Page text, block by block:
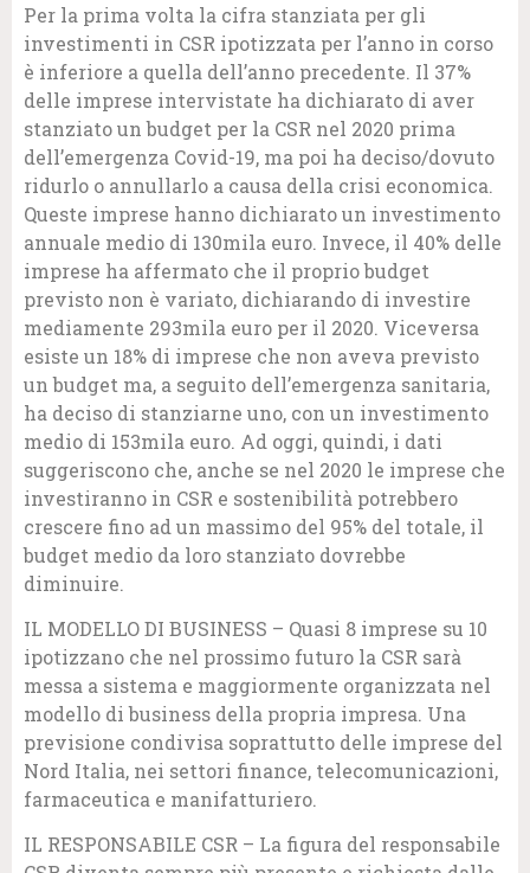
Per la prima volta la cifra stanziata per gli
investimenti in CSR ipotizzata per l’anno in corso
è inferiore a quella dell’anno precedente. Il 37%
delle imprese intervistate ha dichiarato di aver
stanziato un budget per la CSR nel 2020 prima
dell’emergenza Covid-19, ma poi ha deciso/dovuto
ridurlo o annullarlo a causa della crisi economica.
Queste imprese hanno dichiarato un investimento
annuale medio di 130mila euro. Invece, il 40% delle
imprese ha affermato che il proprio budget
previsto non è variato, dichiarando di investire
mediamente 293mila euro per il 2020. Viceversa
esiste un 18% di imprese che non aveva previsto
un budget ma, a seguito dell’emergenza sanitaria,
ha deciso di stanziarne uno, con un investimento
medio di 153mila euro. Ad oggi, quindi, i dati
suggeriscono che, anche se nel 2020 le imprese che
investiranno in CSR e sostenibilità potrebbero
crescere fino ad un massimo del 95% del totale, il
budget medio da loro stanziato dovrebbe
diminuire.
IL MODELLO DI BUSINESS – Quasi 8 imprese su 10
ipotizzano che nel prossimo futuro la CSR sarà
messa a sistema e maggiormente organizzata nel
modello di business della propria impresa. Una
previsione condivisa soprattutto delle imprese del
Nord Italia, nei settori finance, telecomunicazioni,
farmaceutica e manifatturiero.
IL RESPONSABILE CSR – La figura del responsabile